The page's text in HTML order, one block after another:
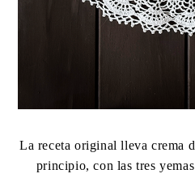
La receta original lleva crema
principio, con las tres